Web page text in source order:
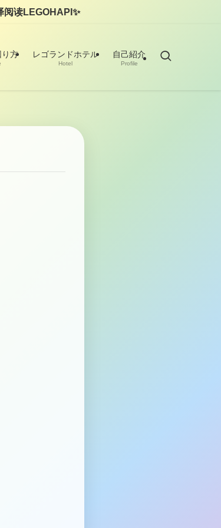
り方 レゴランドホテル
Hotel
自己紹介
Profile